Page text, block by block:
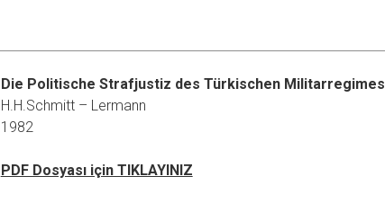
Die Politische Strafjustiz des Türkischen Militarregimes
H.H.Schmitt – Lermann
1982
PDF Dosyası için TIKLAYINIZ